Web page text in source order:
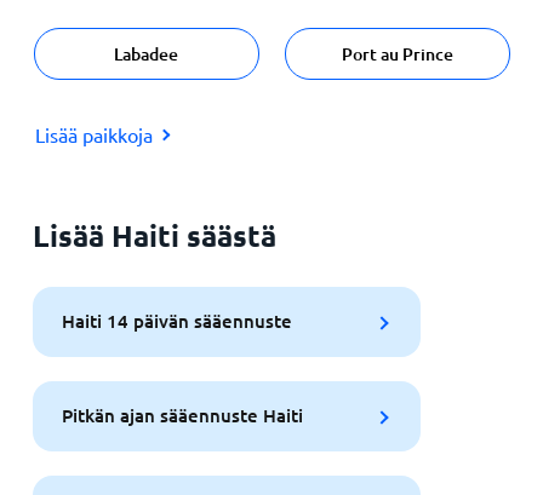
Labadee Port au Prince
Lisää paikkoja
Lisää Haiti säästä
Haiti 14 päivän sääennuste
Pitkän ajan sääennuste Haiti